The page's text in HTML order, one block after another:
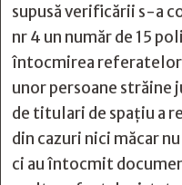
supusă verificării s-a
nr 4 un număr de 15
întocmirea
unor persoane străine
de titulari de spațiu a
din cazuri nici măcar
ci au întocmit